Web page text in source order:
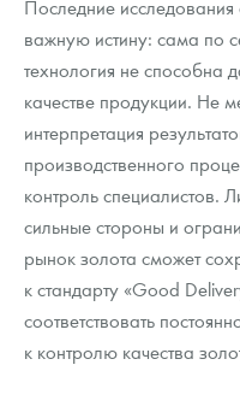
Последние
важную истину: сама по
технология не способна
качестве продукции. Не
интерпретация
производственного
контроль специалистов.
сильные стороны и
рынок золота сможет
к стандарту «Good
соответствовать
к контролю качества